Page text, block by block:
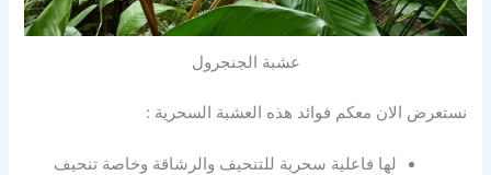
عشبة الجنجرول
نستعرض الان معكم فوائد هذه العشبة السحرية :
لها فاعلية سحرية للتنحيف والرشاقة وخاصة تنحيف